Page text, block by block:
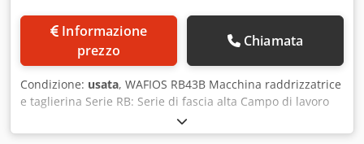
prezzo
Chiamata
Condizione: usata, WAFIOS RB43B Macchina raddrizzatrice
e taglierina Serie RB: Serie di fascia alta Campo di lavoro
Diametro: 5 – 10 mm Lunghezza di taglio: da 500 mm
Velocità di taglio: 80 tagli/min Velocità di linea: 5 – 160